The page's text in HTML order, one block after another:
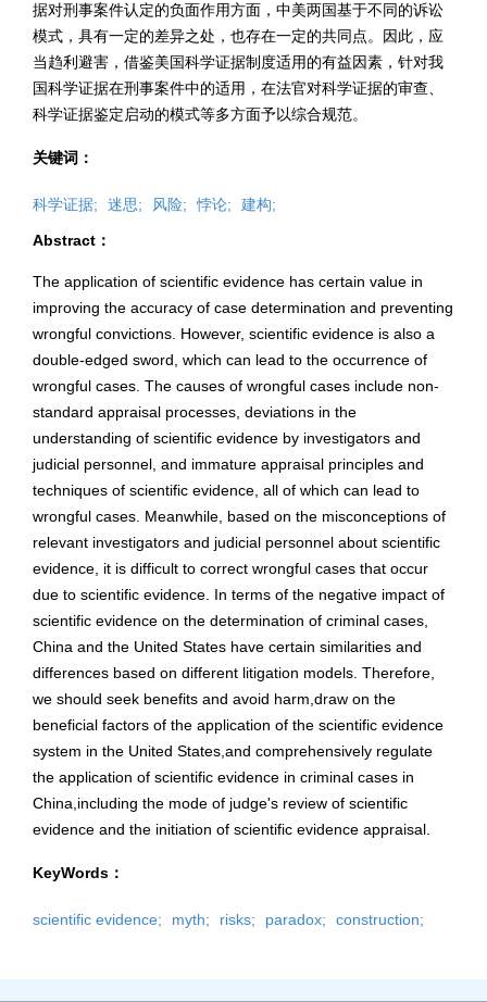
据对刑事案件认定的负面作用方面，中美两国基于不同的诉讼
模式，具有一定的差异之处，也存在一定的共同点。因此，应
当趋利避害，借鉴美国科学证据制度适用的有益因素，针对我
国科学证据在刑事案件中的适用，在法官对科学证据的审查、
科学证据鉴定启动的模式等多方面予以综合规范。
关键词：
科学证据; 迷思; 风险; 悖论; 建构;
Abstract：
The application of scientific evidence has certain value in
improving the accuracy of case determination and preventing
wrongful convictions. However, scientific evidence is also a
double-edged sword, which can lead to the occurrence of
wrongful cases. The causes of wrongful cases include non-
standard appraisal processes, deviations in the
understanding of scientific evidence by investigators and
judicial personnel, and immature appraisal principles and
techniques of scientific evidence, all of which can lead to
wrongful cases. Meanwhile, based on the misconceptions of
relevant investigators and judicial personnel about scientific
evidence, it is difficult to correct wrongful cases that occur
due to scientific evidence. In terms of the negative impact of
scientific evidence on the determination of criminal cases,
China and the United States have certain similarities and
differences based on different litigation models. Therefore,
we should seek benefits and avoid harm,draw on the
beneficial factors of the application of the scientific evidence
system in the United States,and comprehensively regulate
the application of scientific evidence in criminal cases in
China,including the mode of judge's review of scientific
evidence and the initiation of scientific evidence appraisal.
KeyWords：
scientific evidence; myth; risks; paradox; construction;